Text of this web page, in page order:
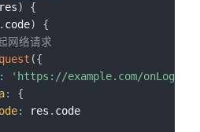
res)
{
. code)
{
网络请求
({
: 'https://example.com/onLogin'
:
{
: res . code